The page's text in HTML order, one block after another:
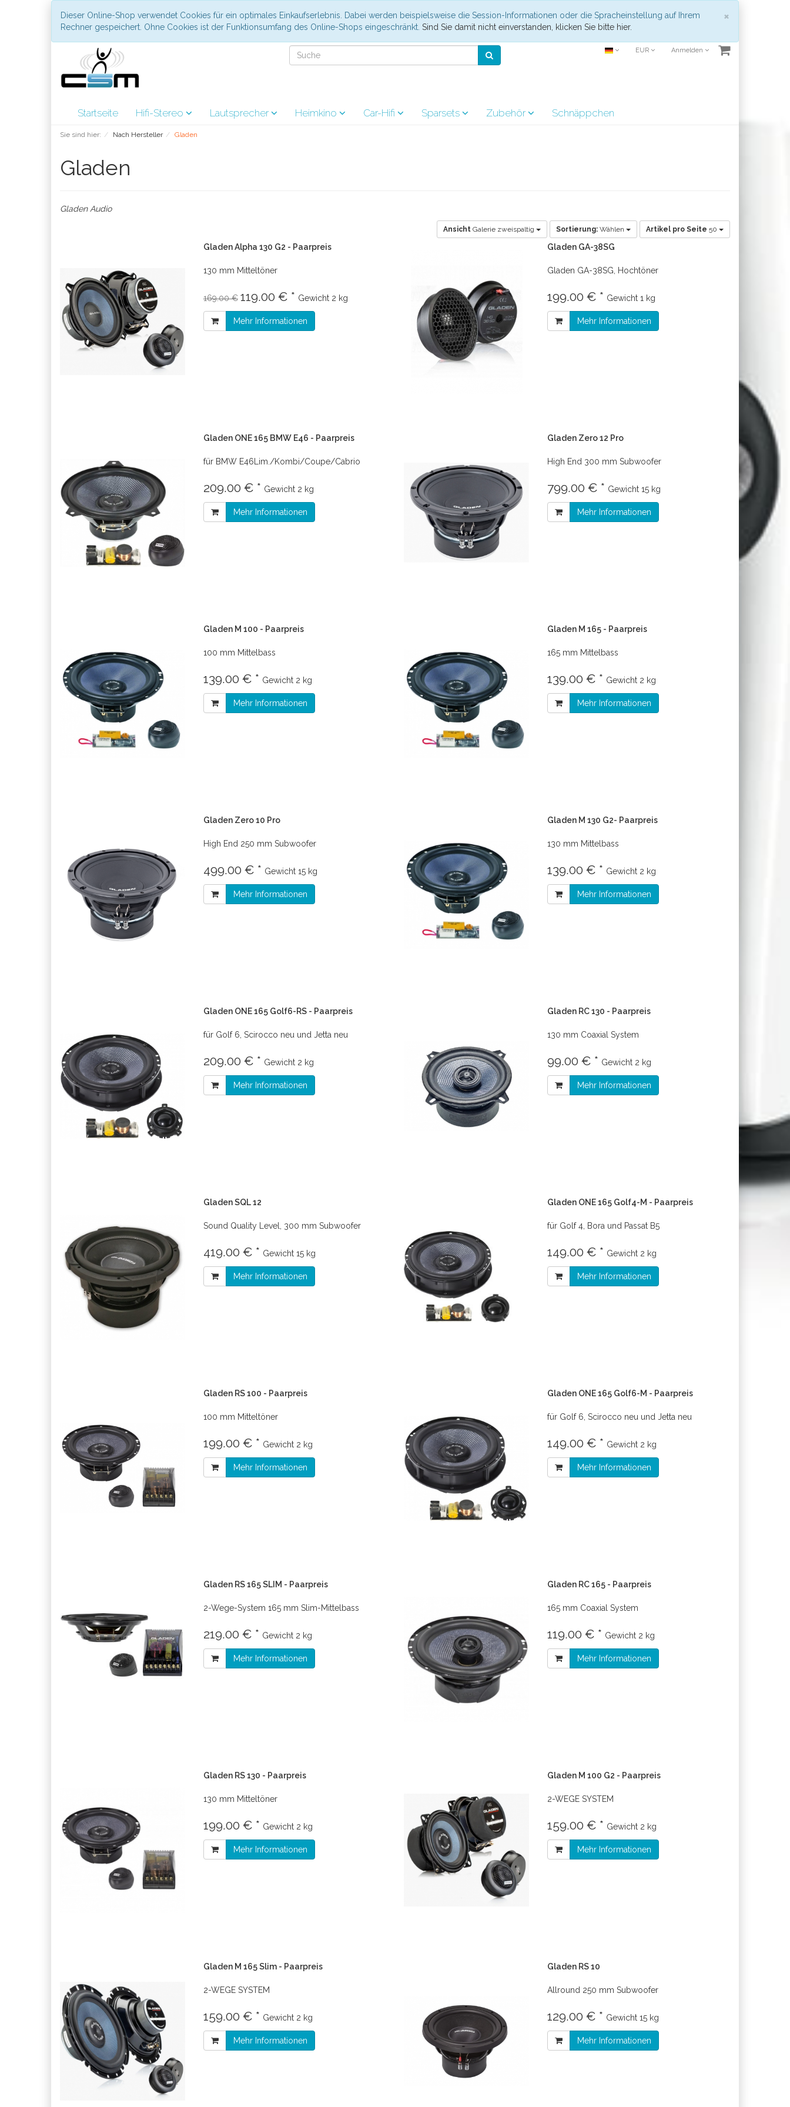
×
Dieser Online-Shop verwendet Cookies für ein optimales Einkaufserlebnis. Dabei werden beispielsweise die Session-Informationen oder die Spracheinstellung auf Ihrem
Rechner gespeichert. Ohne Cookies ist der Funktionsumfang des Online-Shops eingeschränkt. Sind Sie damit nicht einverstanden, klicken Sie bitte hier.
EUR Anmelden
Startseite Hifi-Stereo Lautsprecher Heimkino Car-Hifi Sparsets Zubehör Schnäppchen
Sie sind hier: Nach Hersteller Gladen
Gladen
Gladen Audio
Ansicht Galerie zweispaltig Sortierung: Wählen Artikel pro Seite 50
Gladen Alpha 130 G2 - Paarpreis
130 mm Mitteltöner
169.00 € 119.00 € * Gewicht 2 kg
Mehr Informationen
Gladen GA-38SG
Gladen GA-38SG, Hochtöner
199.00 € * Gewicht 1 kg
Mehr Informationen
Gladen ONE 165 BMW E46 - Paarpreis
für BMW E46Lim./Kombi/Coupe/Cabrio
209.00 € * Gewicht 2 kg
Mehr Informationen
Gladen Zero 12 Pro
High End 300 mm Subwoofer
799.00 € * Gewicht 15 kg
Mehr Informationen
Gladen M 100 - Paarpreis
100 mm Mittelbass
139.00 € * Gewicht 2 kg
Mehr Informationen
Gladen M 165 - Paarpreis
165 mm Mittelbass
139.00 € * Gewicht 2 kg
Mehr Informationen
Gladen Zero 10 Pro
High End 250 mm Subwoofer
499.00 € * Gewicht 15 kg
Mehr Informationen
Gladen M 130 G2- Paarpreis
130 mm Mittelbass
139.00 € * Gewicht 2 kg
Mehr Informationen
Gladen ONE 165 Golf6-RS - Paarpreis
für Golf 6, Scirocco neu und Jetta neu
209.00 € * Gewicht 2 kg
Mehr Informationen
Gladen RC 130 - Paarpreis
130 mm Coaxial System
99.00 € * Gewicht 2 kg
Mehr Informationen
Gladen SQL 12
Sound Quality Level, 300 mm Subwoofer
419.00 € * Gewicht 15 kg
Mehr Informationen
Gladen ONE 165 Golf4-M - Paarpreis
für Golf 4, Bora und Passat B5
149.00 € * Gewicht 2 kg
Mehr Informationen
Gladen RS 100 - Paarpreis
100 mm Mitteltöner
199.00 € * Gewicht 2 kg
Mehr Informationen
Gladen ONE 165 Golf6-M - Paarpreis
für Golf 6, Scirocco neu und Jetta neu
149.00 € * Gewicht 2 kg
Mehr Informationen
Gladen RS 165 SLIM - Paarpreis
2-Wege-System 165 mm Slim-Mittelbass
219.00 € * Gewicht 2 kg
Mehr Informationen
Gladen RC 165 - Paarpreis
165 mm Coaxial System
119.00 € * Gewicht 2 kg
Mehr Informationen
Gladen RS 130 - Paarpreis
130 mm Mitteltöner
199.00 € * Gewicht 2 kg
Mehr Informationen
Gladen M 100 G2 - Paarpreis
2-WEGE SYSTEM
159.00 € * Gewicht 2 kg
Mehr Informationen
Gladen M 165 Slim - Paarpreis
2-WEGE SYSTEM
159.00 € * Gewicht 2 kg
Mehr Informationen
Gladen RS 10
Allround 250 mm Subwoofer
129.00 € * Gewicht 15 kg
Mehr Informationen